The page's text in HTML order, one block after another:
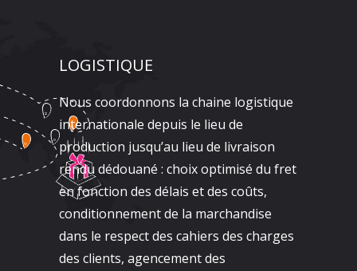
LOGISTIQUE
Nous coordonnons la chaine logistique
internationale depuis le lieu de
production jusqu’au lieu de livraison
rendu dédouané : choix optimisé du fret
en fonction des délais et des coûts,
conditionnement de la marchandise
dans le respect des cahiers des charges
des clients, agencement des